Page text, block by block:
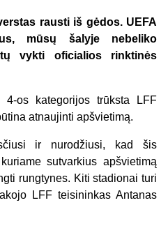
rausti iš gėdos. UEFA
mūsų šalyje nebeliko
vykti oficialios rinktinės
4-os kategorijos trūksta LFF
atnaujinti apšvietimą.
ir nurodžiusi, kad šis
sutvarkius apšvietimą
rungtynes. Kiti stadionai turi
LFF teisininkas Antanas